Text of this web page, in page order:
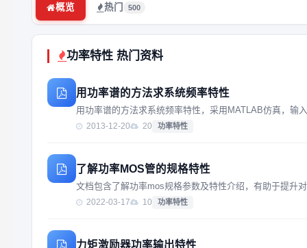
概览 热门 500
功率特性 热门资料
用功率谱的方法求系统频率特性
用功率谱的方法求系统频率特性，采用MATLAB仿真，输
2013-12-20 20 功率特性
了解功率MOS管的规格特性
文档包含了解功率mos规格参数及特性介绍，有助于提升
2022-03-17 10 功率特性
力矩激励器功率输出特性